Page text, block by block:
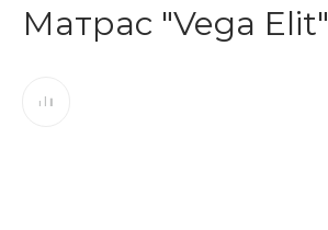
Матрас "Vega Elit"